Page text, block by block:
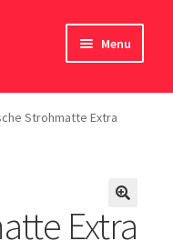
Menu
Strohmatte Extra
Extra